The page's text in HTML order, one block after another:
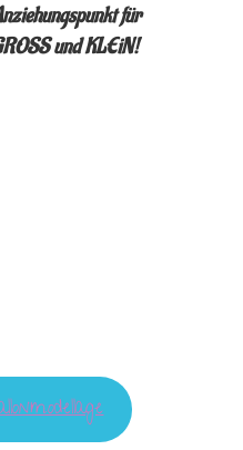
für
und KLEiN!